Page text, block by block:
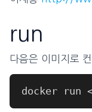
run
다음은 이미지로